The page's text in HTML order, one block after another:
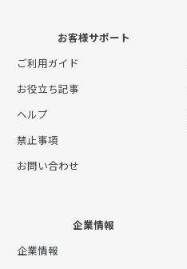
お客様サポート
ご利用ガイド
お役立ち記事
ヘルプ
禁止事項
お問い合わせ
企業情報
企業情報